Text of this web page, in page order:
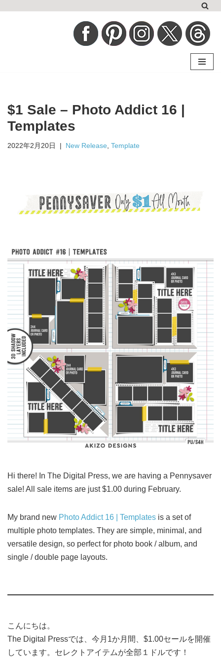
ス
キ
プ
$1 Sale – Photo Addict 16 |
Templates
2022年2月20日 New Release Template
Hi there! In The Digital Press, we are having a Pennysaver
sale! All sale items are just $1.00 during February.
My brand new Photo Addict 16 | Templates is a set of
multiple photo templates. They are simple, minimal, and
versatile design, so perfect for photo book / album, and
single / double page layouts.
こんにちは。
The Digital Pressでは、今月1か月間、$1.00セールを開催
しています。セレクトアイテムが全部１ドルです！